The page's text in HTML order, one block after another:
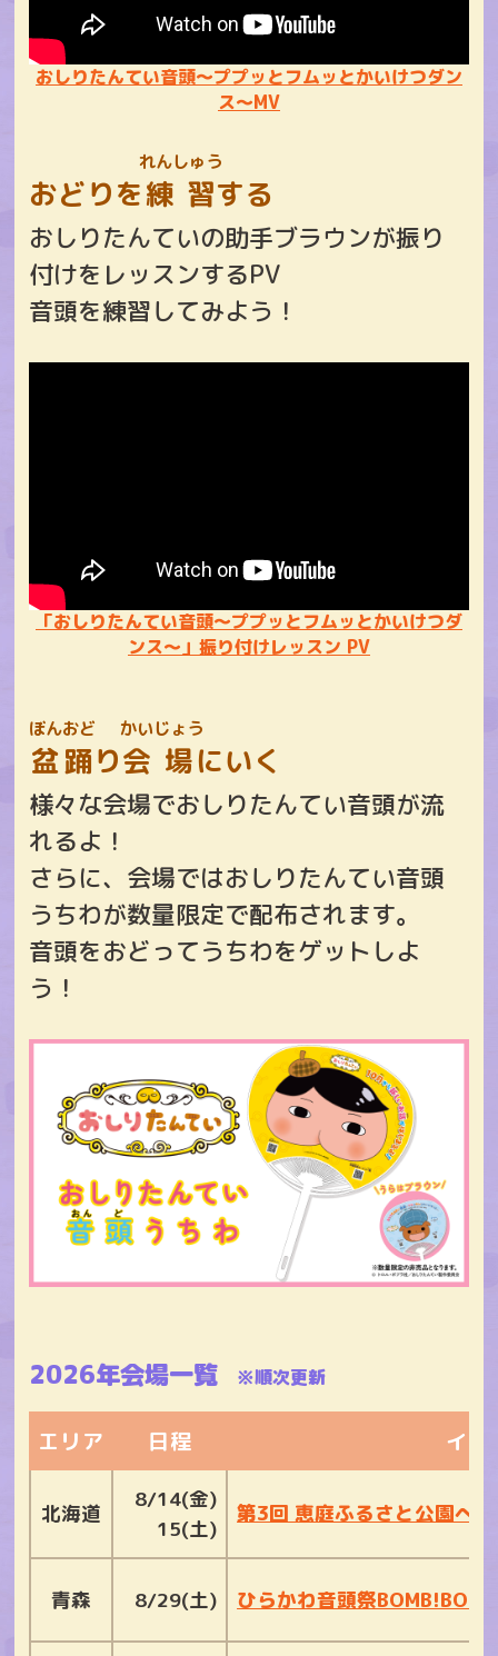
おしりたんてい音頭～ププッとフムッとかいけつダン
ス～MV
おどりを練習
れんしゅう
する
おしりたんていの助手ブラウンが振り
付けをレッスンするPV
音頭を練習してみよう！
「おしりたんてい音頭～ププッとフムッとかいけつダ
ンス～」振り付けレッスン PV
盆踊
ぼんおど
り会
かい
場
じょう
にいく
様々な会場でおしりたんてい音頭が流
れるよ！
さらに、会場ではおしりたんてい音頭
うちわが数量限定で配布されます。
音頭をおどってうちわをゲットしよ
う！
2026年会場一覧 ※順次更新
エリア 日程 イベ
北海道
8/14(金)
15(土)
第3回 恵庭ふるさと公園へ
青森 8/29(土) ひらかわ音頭祭